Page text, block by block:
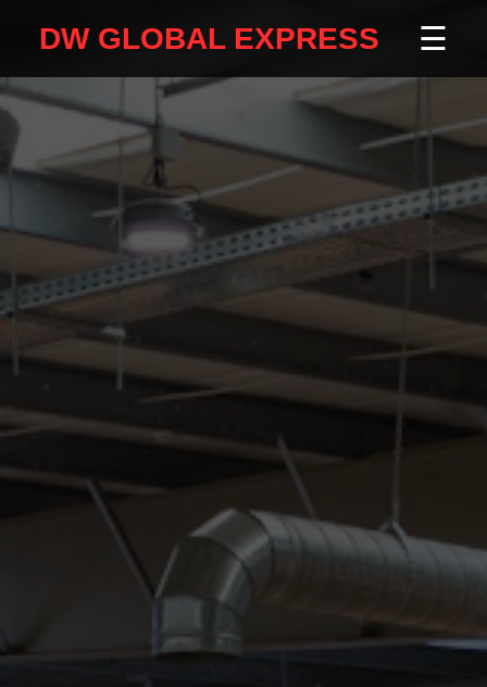
DW GLOBAL EXPRESS ☰